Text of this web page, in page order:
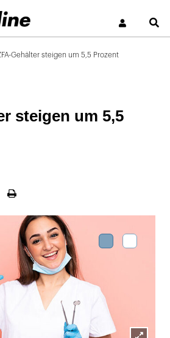
Gehälter steigen um 5,5 Prozent
steigen um 5,5
Seite